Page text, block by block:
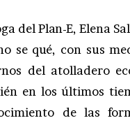
del Plan-E, Elena
se qué, con sus
del atolladero
en los últimos
de las